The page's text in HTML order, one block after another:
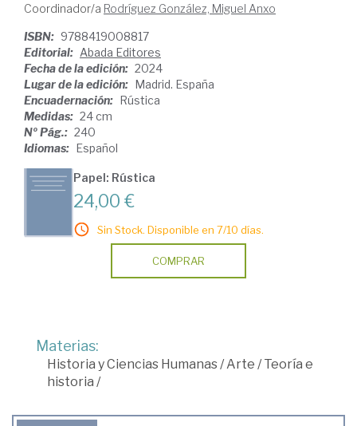
Coordinador/a Rodríguez González, Miguel Anxo
ISBN: 9788419008817
Editorial: Abada Editores
Fecha de la edición: 2024
Lugar de la edición: Madrid. España
Encuadernación: Rústica
Medidas: 24 cm
Nº Pág.: 240
Idiomas: Español
Papel: Rústica
24,00 €
Sin Stock. Disponible en 7/10 días.
COMPRAR
Materias:
Historia y Ciencias Humanas /Arte /Teoría e
historia /